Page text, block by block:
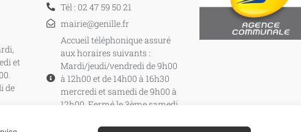
et
de
Tél : 02 47 59 50 21
mairie@genille.fr
Accueil téléphonique assuré
aux horaires suivants :
Mardi/jeudi/vendredi de 9h00
à 12h00 et de 14h00 à 16h30
mercredi et samedi de 9h00 à
12h00. Fermé le 3ème samedi